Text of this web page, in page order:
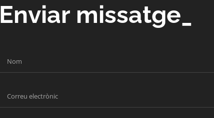
Enviar missatge_